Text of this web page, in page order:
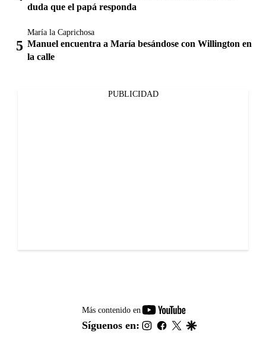
duda que el papá responda
María la Caprichosa
Manuel encuentra a María besándose con Willington en
la calle
PUBLICIDAD
Más contenido en
youtube-
footer
Síguenos en: instagram
facebook
twitter